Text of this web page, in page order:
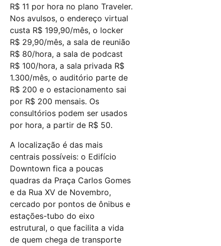
R$ 11 por hora no plano Traveler.
Nos avulsos, o endereço virtual
custa R$ 199,90/mês, o locker
R$ 29,90/mês, a sala de reunião
R$ 80/hora, a sala de podcast
R$ 100/hora, a sala privada R$
1.300/mês, o auditório parte de
R$ 200 e o estacionamento sai
por R$ 200 mensais. Os
consultórios podem ser usados
por hora, a partir de R$ 50.
A localização é das mais
centrais possíveis: o Edifício
Downtown fica a poucas
quadras da Praça Carlos Gomes
e da Rua XV de Novembro,
cercado por pontos de ônibus e
estações-tubo do eixo
estrutural, o que facilita a vida
de quem chega de transporte